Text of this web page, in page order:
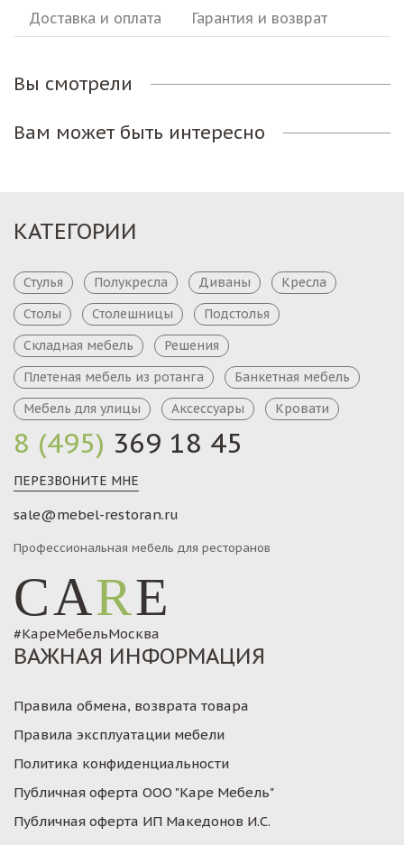
Доставка и оплата Гарантия и возврат
Вы смотрели
Вам может быть интересно
8 (495) 369 18 45
ПЕРЕЗВОНИТЕ МНЕ
sale@mebel-restoran.ru
Профессиональная мебель для ресторанов
CARE
#КареМебельМосква
КАТЕГОРИИ
Стулья Полукресла Диваны
Кресла
Столы
Столешницы
Подстолья
Складная мебель
Решения
Плетеная мебель из ротанга
Банкетная мебель
Мебель для улицы
Аксессуары Кровати
ВАЖНАЯ ИНФОРМАЦИЯ
Правила обмена, возврата товара
Правила эксплуатации мебели
Политика конфиденциальности
Публичная оферта ООО "Каре Мебель"
Публичная оферта ИП Македонов И.С.